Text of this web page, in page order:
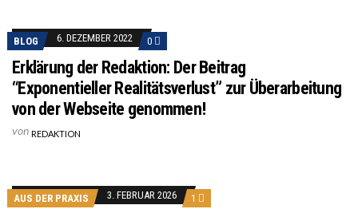
BLOG 6. DEZEMBER 2022 0
Erklärung der Redaktion: Der Beitrag
“Exponentieller Realitätsverlust” zur Überarbeitung
von der Webseite genommen!
von REDAKTION
AUS DER PRAXIS 3. FEBRUAR 2026 1